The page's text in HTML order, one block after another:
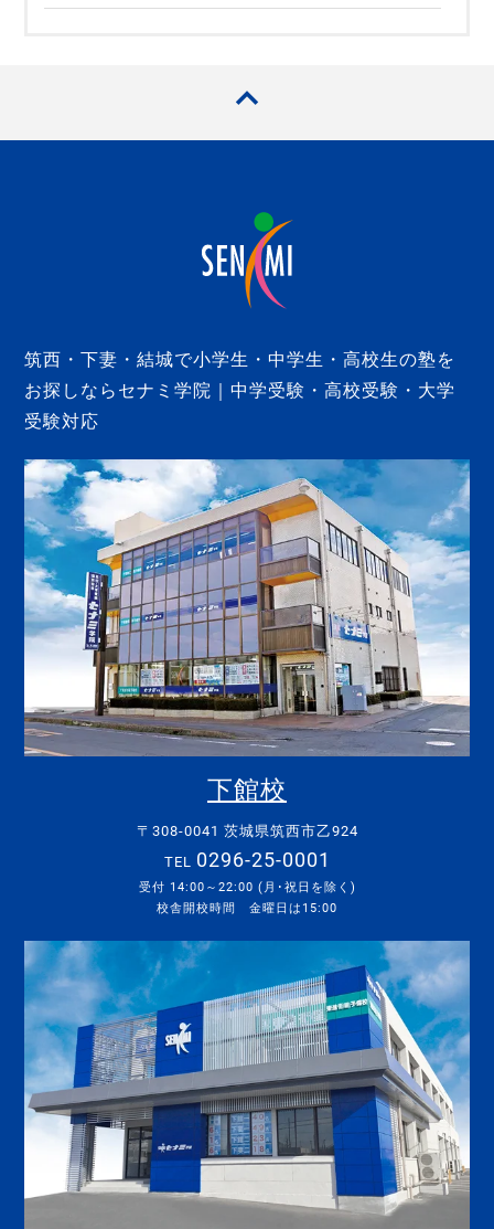
筑西・下妻・結城で小学生・中学生・高校生の塾を
お探しならセナミ学院｜中学受験・高校受験・大学
受験対応
下館校
〒308-0041 茨城県筑西市乙924
TEL 0296-25-0001
受付 14:00～22:00 (月･祝日を除く)
校舎開校時間 金曜日は15:00